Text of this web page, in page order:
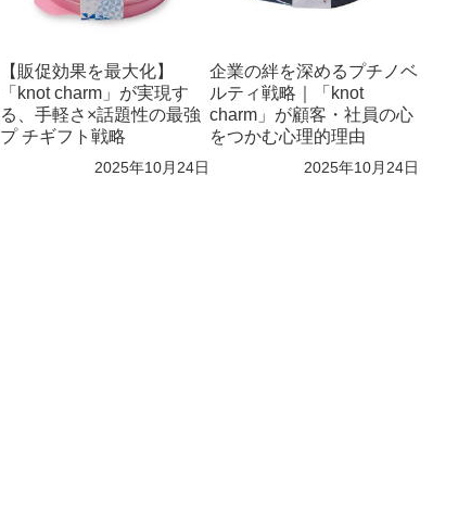
【販促効果を最大化】
「knot charm」が実現す
る、手軽さ×話題性の最強
プ チギフト戦略
2025年10月24日
企業の絆を深めるプチノベ
ルティ戦略｜「knot
charm」が顧客・社員の心
をつかむ心理的理由
2025年10月24日